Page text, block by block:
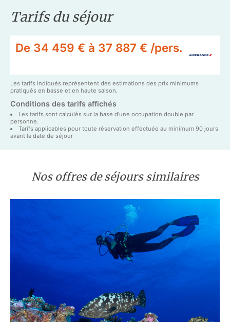
Tarifs du séjour
De 34 459 € à 37 887 € /pers.
Les tarifs indiqués représentent des estimations des prix minimums
pratiqués en basse et en haute saison.
Conditions des tarifs affichés
Les tarifs sont calculés sur la base d'une occupation double par
personne.
Tarifs applicables pour toute réservation effectuée au minimum 90 jours
avant la date de séjour
Nos offres de séjours similaires